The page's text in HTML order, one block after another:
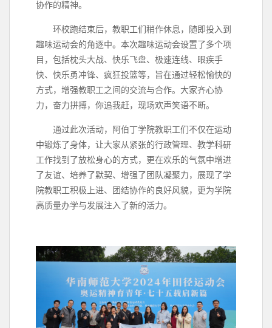
协作的精神。
环校跑结束后，教职工们稍作休息，随即投入到
趣味运动会的角逐中。本次趣味运动会设置了多个项
目，包括枕头大战、快乐飞盘、极速连线、眼疾手
快、快乐勇冲锋、疯狂投篮等，旨在通过轻松愉快的
方式，增强教职工之间的交流与合作。大家齐心协
力，奋力拼搏，你追我赶，现场欢声笑语不断。
通过此次活动，阿伯丁学院教职工们不仅在运动
中锻炼了身体，让大家从紧张的行政管理、教学科研
工作找到了放松身心的方式，更在欢乐的气氛中增进
了友谊、培养了默契、增强了团队凝聚力，展现了学
院教职工积极上进、团结协作的良好风貌，更为学院
高质量办学与发展注入了新的活力。